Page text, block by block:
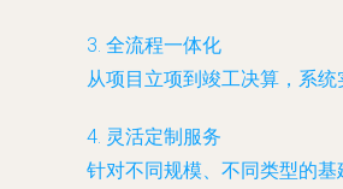
3. 全流程一体化
从项目立项到竣工决算，系
4. 灵活定制服务
针对不同规模、不同类型的